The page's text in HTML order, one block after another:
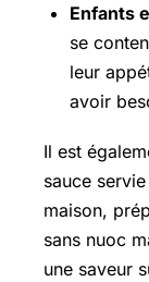
Enfants
se
leur
avoir
Il est
sauce
maison,
sans nuoc
une saveur